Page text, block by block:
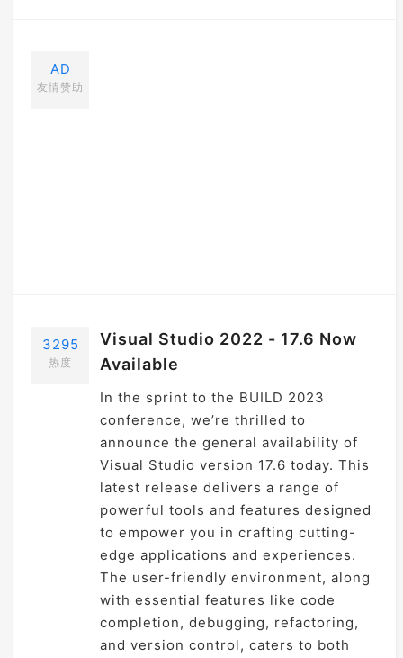
AD
友情赞助
3295
热度
Visual Studio 2022 - 17.6 Now
Available
In the sprint to the BUILD 2023
conference, we’re thrilled to
announce the general availability of
Visual Studio version 17.6 today. This
latest release delivers a range of
powerful tools and features designed
to empower you in crafting cutting-
edge applications and experiences.
The user-friendly environment, along
with essential features like code
completion, debugging, refactoring,
and version control, caters to both